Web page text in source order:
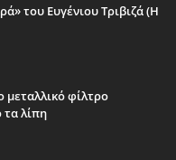
του Ευγένιου Τριβιζά (Η
μεταλλικό φίλτρο
λίπη